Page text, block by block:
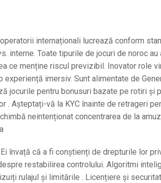
internaționali lucrează conform
interne. Toate tipurile de jocuri de noroc au
ce menține riscul previzibil. Inovator role
imersiv. Sunt alimentate de
jocurile pentru bonusuri bazate pe rotiri și
. Așteptați-vă la KYC înainte de retrageri
neintenționat concentrarea de la
învață că a fi conștienți de drepturile lor
restabilirea controlului. Algoritmi
rulajul și limitările . Licențiere și